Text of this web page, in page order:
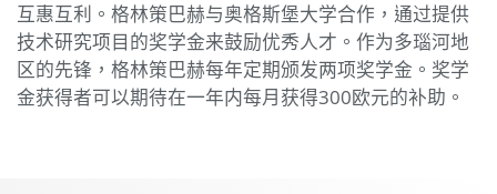
互惠互利。格林策巴赫与奥格斯堡大学合作，通过提供
技术研究项目的奖学金来鼓励优秀人才。作为多瑙河地
区的先锋，格林策巴赫每年定期颁发两项奖学金。奖学
金获得者可以期待在一年内每月获得300欧元的补助。